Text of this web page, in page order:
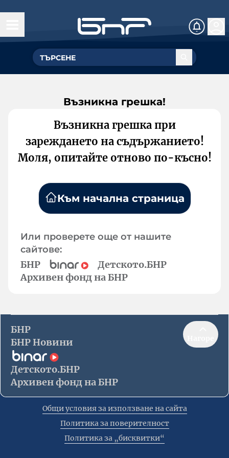
Възникна грешка!
Възникна грешка при
зареждането на съдържанието!
Моля, опитайте отново по-късно!
Към начална страница
Или проверете още от нашите
сайтове:
БНР
Детското.БНР
Архивен фонд на БНР
БНР
БНР Новини
Детското.БНР
Архивен фонд на БНР
Общи условия за използване на сайта
Политика за поверителност
Политика за „бисквитки“